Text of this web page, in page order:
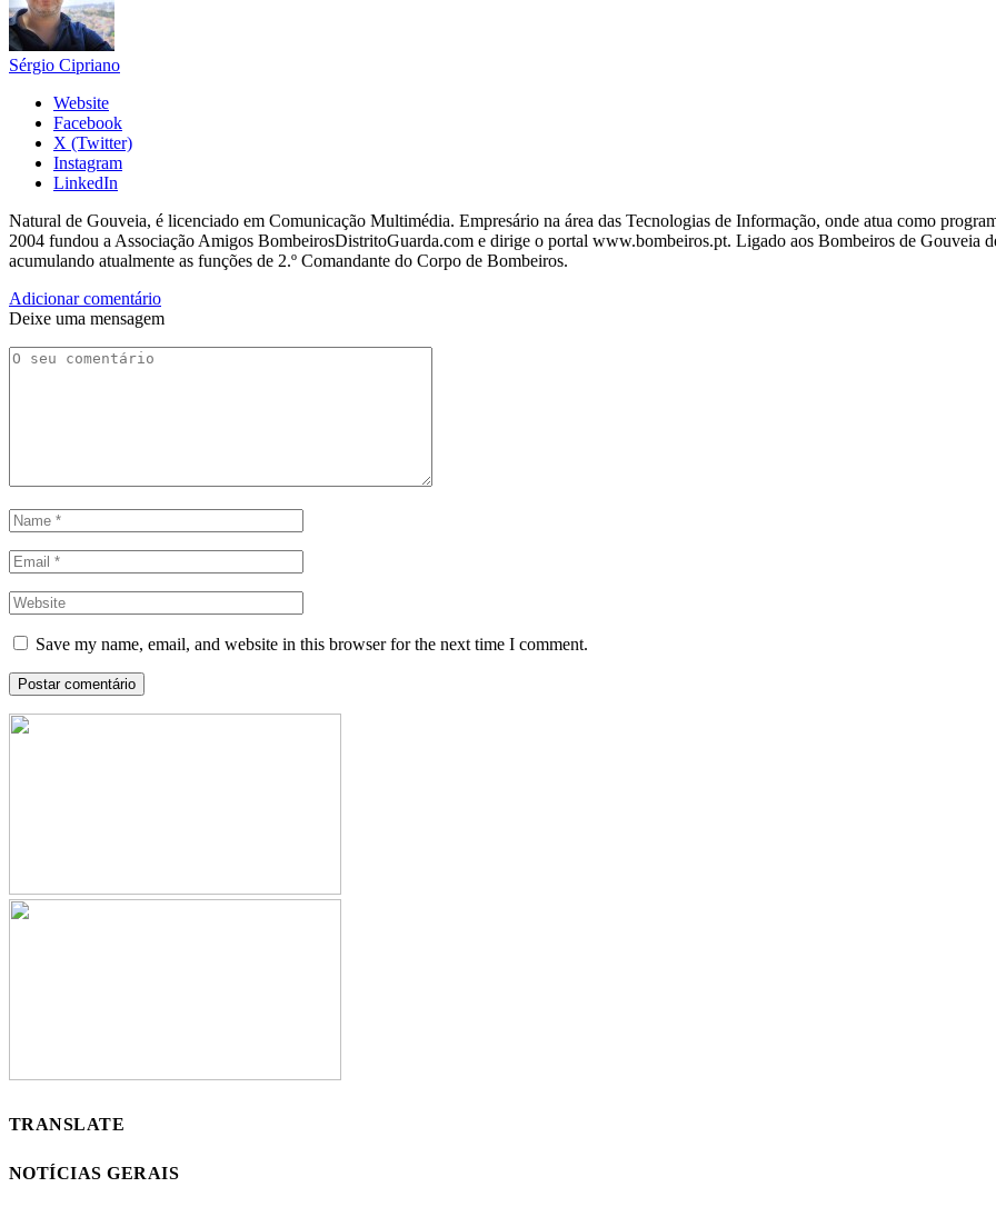
Sérgio Cipriano
Website
Facebook
X (Twitter)
Instagram
LinkedIn
Natural de Gouveia, é licenciado em Comunicação Multimédia. Empresário na área das Tecnologias de Informação, onde atua como
2004 fundou a Associação Amigos BombeirosDistritoGuarda.com e dirige o portal www.bombeiros.pt. Ligado aos Bombeiros de Gouveia
acumulando atualmente as funções de 2.º Comandante do Corpo de Bombeiros.
Adicionar comentário
Deixe uma mensagem
Save my name, email, and website in this browser for the next time I comment.
TRANSLATE
NOTÍCIAS GERAIS